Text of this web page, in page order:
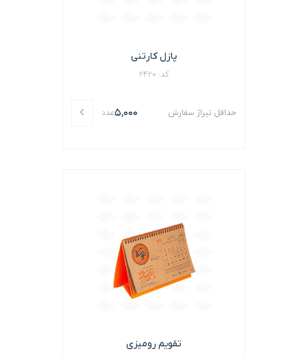
پازل کارتنی
کد: 2420
حداقل تیراژ سفارش 5,000عدد
تقویم رومیزی